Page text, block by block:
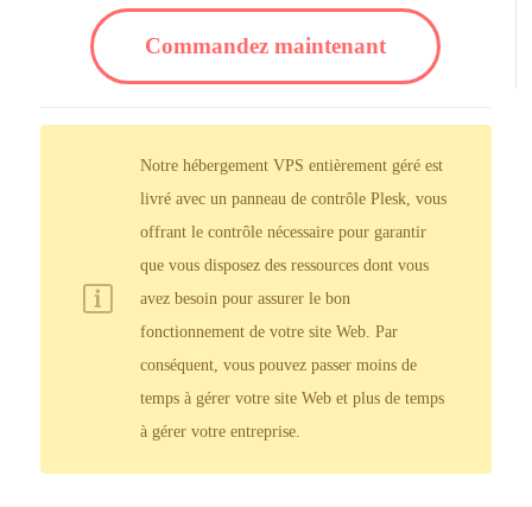
Commandez maintenant
Notre hébergement VPS entièrement géré est
livré avec un panneau de contrôle Plesk, vous
offrant le contrôle nécessaire pour garantir
que vous disposez des ressources dont vous
avez besoin pour assurer le bon
fonctionnement de votre site Web. Par
conséquent, vous pouvez passer moins de
temps à gérer votre site Web et plus de temps
à gérer votre entreprise.